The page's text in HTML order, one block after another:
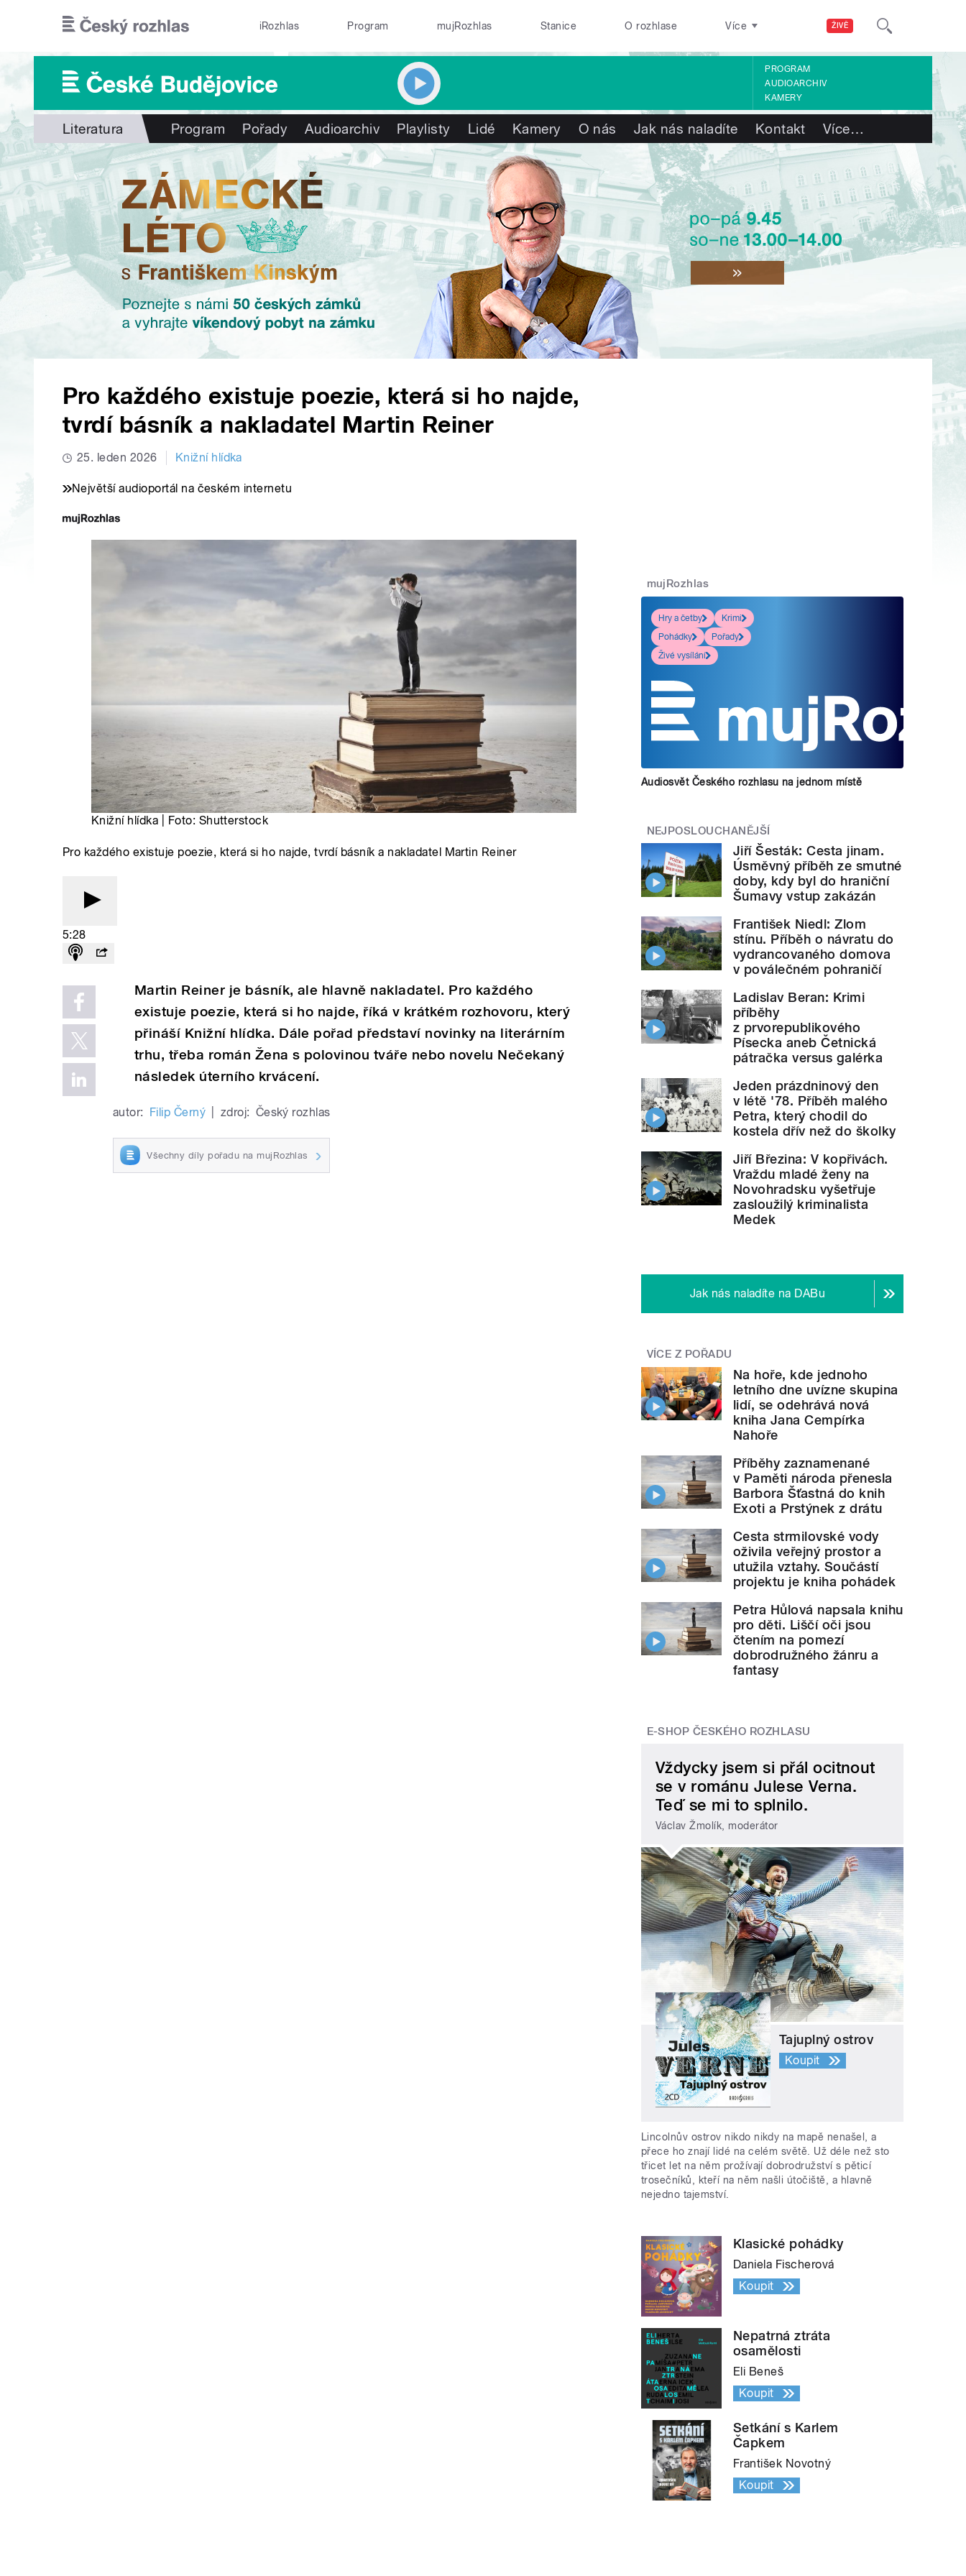
ŽIVĚ
iRozhlas Program mujRozhlas Stanice O rozhlase Více
PROGRAM
AUDIOARCHIV
KAMERY
Literatura Program Pořady Audioarchiv Playlisty Lidé Kamery O nás Jak nás naladíte Kontakt Více…
Pro každého existuje poezie, která si ho najde,
tvrdí básník a nakladatel Martin Reiner
25. leden 2026 Knižní hlídka
Největší audioportál na českém internetu
Knižní hlídka | Foto: Shutterstock
Pro každého existuje poezie, která si ho najde, tvrdí básník a nakladatel Martin Reiner
5:28
Martin Reiner je básník, ale hlavně nakladatel. Pro každého
existuje poezie, která si ho najde, říká v krátkém rozhovoru, který
přináší Knižní hlídka. Dále pořad představí novinky na literárním
trhu, třeba román Žena s polovinou tváře nebo novelu Nečekaný
následek úterního krvácení.
autor: Filip Černý zdroj: Český rozhlas
Všechny díly pořadu na mujRozhlas
mujRozhlas
Hry a četby
Krimi
Pohádky
Pořady
Živé vysílání
Audiosvět Českého rozhlasu na jednom místě
NEJPOSLOUCHANĚJŠÍ
Jiří Šesták: Cesta jinam.
Úsměvný příběh ze smutné
doby, kdy byl do hraniční
Šumavy vstup zakázán
František Niedl: Zlom
stínu. Příběh o návratu do
vydrancovaného domova
v poválečném pohraničí
Ladislav Beran: Krimi
příběhy
z prvorepublikového
Písecka aneb Četnická
pátračka versus galérka
Jeden prázdninový den
v létě '78. Příběh malého
Petra, který chodil do
kostela dřív než do školky
Jiří Březina: V kopřivách.
Vraždu mladé ženy na
Novohradsku vyšetřuje
zasloužilý kriminalista
Medek
Jak nás naladíte na DABu
VÍCE Z POŘADU
Na hoře, kde jednoho
letního dne uvízne skupina
lidí, se odehrává nová
kniha Jana Cempírka
Nahoře
Příběhy zaznamenané
v Paměti národa přenesla
Barbora Šťastná do knih
Exoti a Prstýnek z drátu
Cesta strmilovské vody
oživila veřejný prostor a
utužila vztahy. Součástí
projektu je kniha pohádek
Petra Hůlová napsala knihu
pro děti. Liščí oči jsou
čtením na pomezí
dobrodružného žánru a
fantasy
E-SHOP ČESKÉHO ROZHLASU
Vždycky jsem si přál ocitnout
se v románu Julese Verna.
Teď se mi to splnilo.
Václav Žmolík, moderátor
Tajuplný ostrov
Koupit
Lincolnův ostrov nikdo nikdy na mapě nenašel, a
přece ho znají lidé na celém světě. Už déle než sto
třicet let na něm prožívají dobrodružství s pěticí
trosečníků, kteří na něm našli útočiště, a hlavně
nejedno tajemství.
Klasické pohádky
Daniela Fischerová
Koupit
Nepatrná ztráta
osamělosti
Eli Beneš
Koupit
Setkání s Karlem
Čapkem
František Novotný
Koupit